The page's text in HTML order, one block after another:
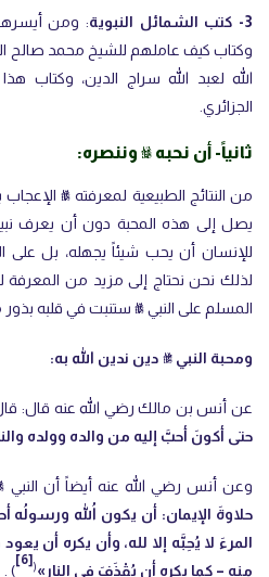
3- كتب الشمائل النبوية
: ومن
وكتاب كيف عاملهم للشيخ محمد صالح
الله لعبد الله سراج الدين، وكتاب
الجزائري.
ثانياً- أن نحبه ﷺ وننصره:
من النتائج الطبيعية لمعرفته ﷺ
يصل إلى هذه المحبة دون أن يعرف
للإنسان أن يحب شيئاً يجهله، بل على
لذلك نحن نحتاج إلى مزيد من
المسلم على النبي ﷺ ستنبت في قلبه
ومحبة النبي ﷺ دين ندين الله به:
عن أنس بن مالك رضي الله عنه قال:
حتى أكونَ أحبَّ إليه من والده وولده
وعن أنس رضي الله عنه أيضاً أن
حلاوةَ الإيمان: أن يكون اللهُ
المرءَ لا يُحِبَّه إلا لله، وأن يكره أن
منه – كما يكره أن يُقْذَفَ في النار»(
[6]
) .